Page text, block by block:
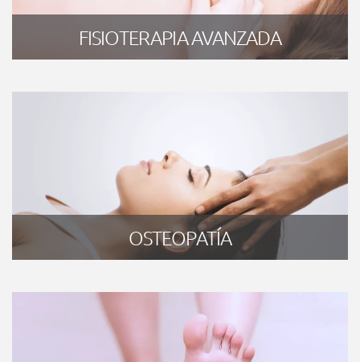
FISIOTERAPIA AVANZADA
OSTEOPATÍA